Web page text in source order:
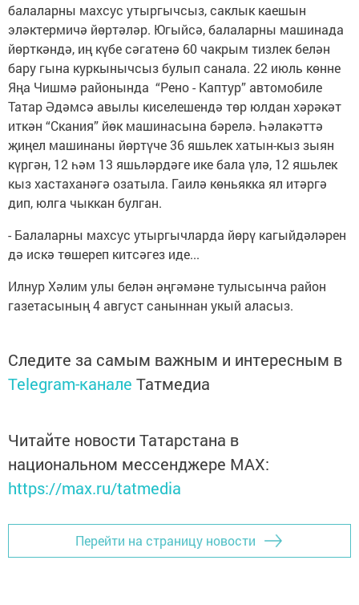
балаларны махсус утыргычсыз, саклык каешын
эләктермичә йөртәләр. Югыйсә, балаларны машинада
йөрткәндә, иң күбе сәгатенә 60 чакрым тизлек белән
бару гына куркынычсыз булып санала. 22 июль көнне
Яңа Чишмә районында “Рено - Каптур” автомобиле
Татар Әдәмсә авылы киселешендә төр юлдан хәрәкәт
иткән “Скания” йөк машинасына бәрелә. Һәлакәттә
җиңел машинаны йөртүче 36 яшьлек хатын-кыз зыян
күргән, 12 һәм 13 яшьләрдәге ике бала үлә, 12 яшьлек
кыз хастаханәгә озатыла. Гаилә көньякка ял итәргә
дип, юлга чыккан булган.
- Балаларны махсус утыргычларда йөрү кагыйдәләрен
дә искә төшереп китсәгез иде...
Илнур Хәлим улы белән әңгәмәне тулысынча район
газетасының 4 август саныннан укый аласыз.
Следите за самым важным и интересным в
Telegram-канале Татмедиа
Читайте новости Татарстана в
национальном мессенджере MАХ:
https://max.ru/tatmedia
Перейти на страницу новости